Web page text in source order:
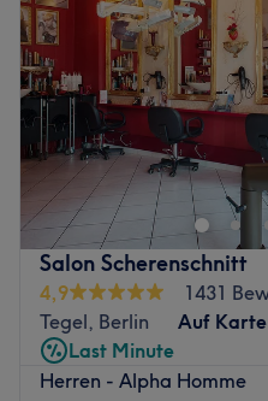
Freitag
Samstag
Sonntag
Der Name des Salons
die tägliche Arbeit der
Gelegen im Berliner
Schnitte, faszinierende
der Tagesordnung und
anspruchsvollsten
Das sollte man nicht
nach seinem neuen Friseur
seinen Termin bei Creative
Treatwell buchen. Das geht
Salon Scherenschnitt
4,9
1431
Tegel, Berlin
Auf
Last Minute
Herren - Alpha Homme